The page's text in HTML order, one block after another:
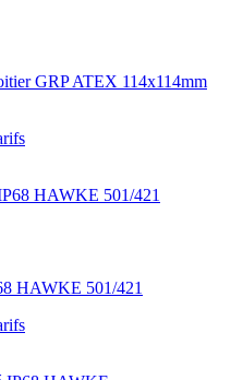
GRP ATEX 114x114mm
HAWKE 501/421